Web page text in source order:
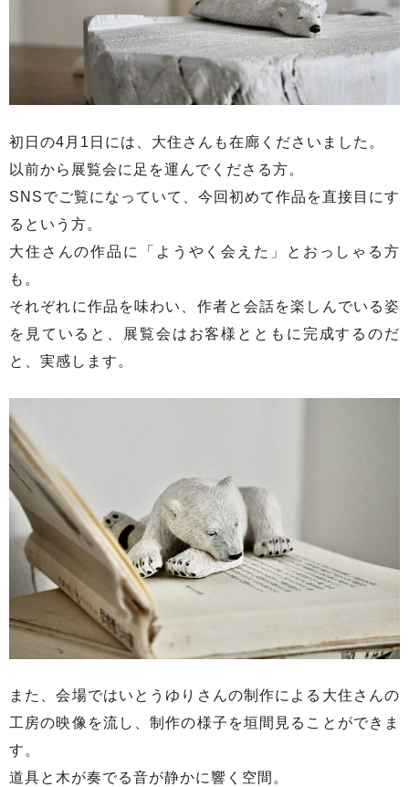
初日の4月1日には、大住さんも在廊くださいました。
以前から展覧会に足を運んでくださる方。
SNSでご覧になっていて、今回初めて作品を直接目にす
るという方。
大住さんの作品に「ようやく会えた」とおっしゃる方
も。
それぞれに作品を味わい、作者と会話を楽しんでいる姿
を見ていると、展覧会はお客様とともに完成するのだ
と、実感します。
また、会場ではいとうゆりさんの制作による大住さんの
工房の映像を流し、制作の様子を垣間見ることができま
す。
道具と木が奏でる音が静かに響く空間。